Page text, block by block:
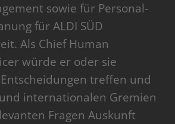
sowie für Personal-
für ALDI SÜD
Als Chief Human
würde er oder sie
treffen und
internationalen Gremien
Fragen Auskunft